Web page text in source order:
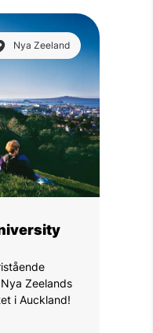
Zeelands
i Auckland!
Nya Zeeland